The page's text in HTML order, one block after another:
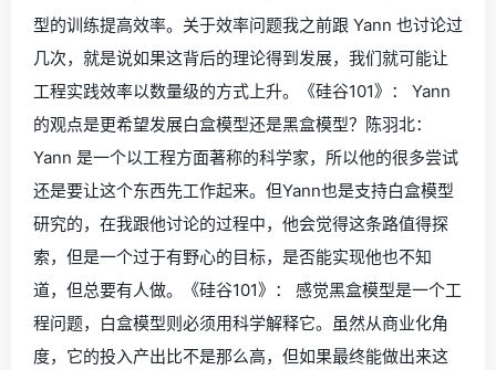
型的训练提高效率。关于效率问题我之前跟 Yann 也讨论过
几次，就是说如果这背后的理论得到发展，我们就可能让
工程实践效率以数量级的方式上升。《硅谷101》： Yann
的观点是更希望发展白盒模型还是黑盒模型？陈羽北：
Yann 是一个以工程方面著称的科学家，所以他的很多尝试
还是要让这个东西先工作起来。但Yann也是支持白盒模型
研究的，在我跟他讨论的过程中，他会觉得这条路值得探
索，但是一个过于有野心的目标，是否能实现他也不知
道，但总要有人做。《硅谷101》： 感觉黑盒模型是一个工
程问题，白盒模型则必须用科学解释它。虽然从商业化角
度，它的投入产出比不是那么高，但如果最终能做出来这